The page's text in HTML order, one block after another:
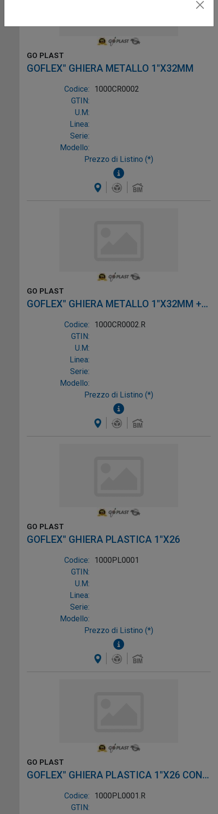
GO PLAST
GOFLEX" GHIERA METALLO 1"X32MM
Codice:
1000CR0002
GTIN:
U.M:
Linea:
Serie:
Modello:
Prezzo di Listino (*)
GO PLAST
GOFLEX" GHIERA METALLO 1"X32MM +
ROSETTA
Codice:
1000CR0002.R
GTIN:
U.M:
Linea:
Serie:
Modello:
Prezzo di Listino (*)
GO PLAST
GOFLEX" GHIERA PLASTICA 1"X26
Codice:
1000PL0001
GTIN:
U.M:
Linea:
Serie:
Modello:
Prezzo di Listino (*)
GO PLAST
GOFLEX" GHIERA PLASTICA 1"X26 CON
ROSETTA
Codice:
1000PL0001.R
GTIN: